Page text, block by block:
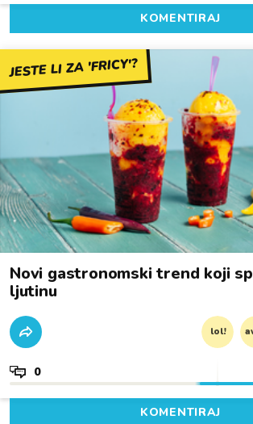
KOMENTIRAJ
JESTE LI ZA 'FRICY'?
Novi gastronomski trend koji
ljutinu
lol!
0
KOMENTIRAJ